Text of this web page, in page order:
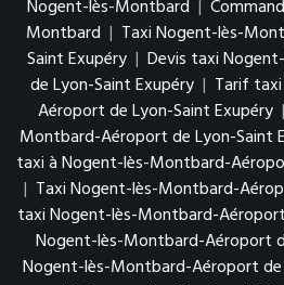
Nogent-lès-Montbard |
Montbard | Taxi Nogent-lès-
Saint Exupéry | Devis taxi
de Lyon-Saint Exupéry | Tarif
Aéroport de Lyon-Saint Exupéry |
Montbard-Aéroport de Lyon-Saint
taxi à Nogent-lès-Montbard-
| Taxi Nogent-lès-Montbard-
taxi Nogent-lès-Montbard-
Nogent-lès-Montbard-Aéroport
Nogent-lès-Montbard-Aéroport de